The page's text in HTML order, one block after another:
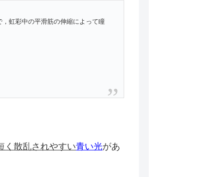
虹彩中の平滑筋の伸縮によって瞳
く散乱されやすい青い光があ